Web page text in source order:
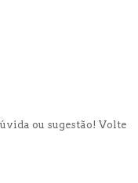
ou sugestão! Volte